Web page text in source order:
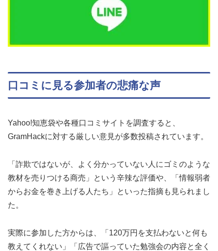
口コミに見る参加者の悲痛な声
Yahoo!知恵袋や各種口コミサイトを調査すると、
GramHackに対する厳しい意見が多数投稿されています。
「詐欺ではないが、よく分かっていない人にゴミのような
教材を売りつける商売」という辛辣な評価や、「情報弱者
からお金を巻き上げる人たち」といった指摘も見られまし
た。
実際に参加した方からは、「120万円を支払わないと何も
教えてくれない」「広告で謳っていた勉強会の内容と全く